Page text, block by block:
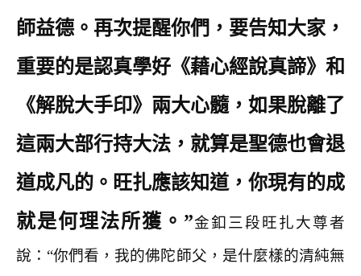
師益德。再次提醒你們，要告知大家，
重要的是認真學好《藉心經說真諦》和
《解脫大手印》兩大心髓，如果脫離了
這兩大部行持大法，就算是聖德也會退
道成凡的。旺扎應該知道，你現有的成
就是何理法所獲。”金釦三段旺扎大尊者
說：“你們看，我的佛陀師父，是什麼樣的清純無